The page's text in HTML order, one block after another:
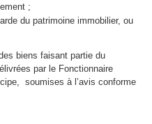
;
du patrimoine immobilier, ou
biens faisant partie du
par le Fonctionnaire
soumises à l’avis conforme